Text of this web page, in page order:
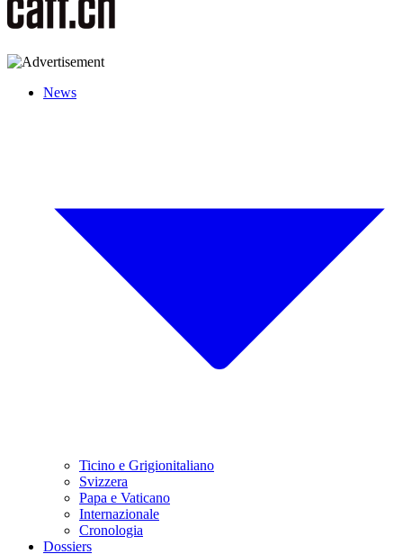
News
Ticino e Grigionitaliano
Svizzera
Papa e Vaticano
Internazionale
Cronologia
Dossiers